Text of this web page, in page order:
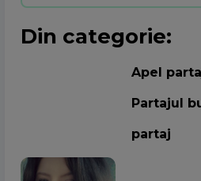
Din categorie:
Apel
Partajul
partaj